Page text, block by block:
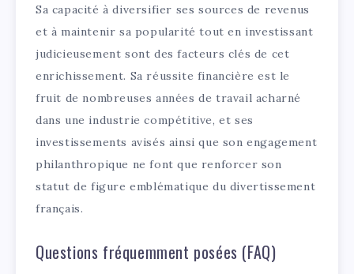
Sa capacité à diversifier ses sources de revenus
et à maintenir sa popularité tout en investissant
judicieusement sont des facteurs clés de cet
enrichissement. Sa réussite financière est le
fruit de nombreuses années de travail acharné
dans une industrie compétitive, et ses
investissements avisés ainsi que son engagement
philanthropique ne font que renforcer son
statut de figure emblématique du divertissement
français.
Questions fréquemment posées (FAQ)